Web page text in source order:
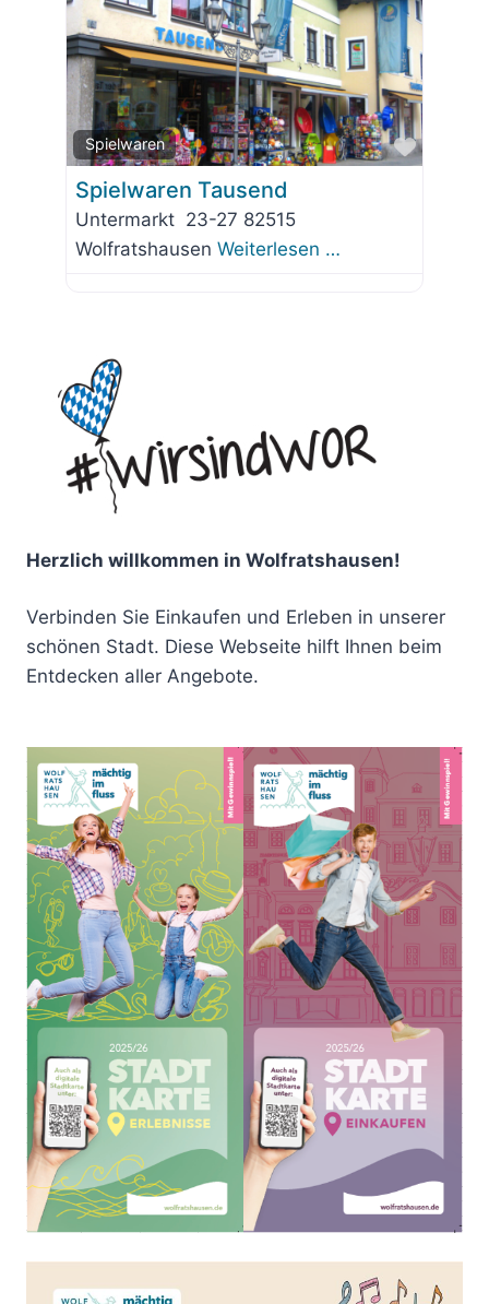
Spielwaren
Favorit
Spielwaren Tausend
Untermarkt 23-27 82515
Wolfratshausen Weiterlesen …
Herzlich willkommen in Wolfratshausen!
Verbinden Sie Einkaufen und Erleben in unserer
schönen Stadt. Diese Webseite hilft Ihnen beim
Entdecken aller Angebote.